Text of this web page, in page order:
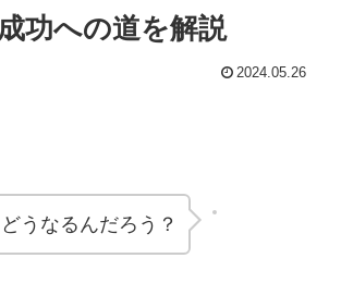
功への道を解説
2024.05.26
うなるんだろう？